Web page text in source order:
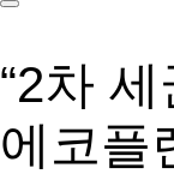
“2차
에코플